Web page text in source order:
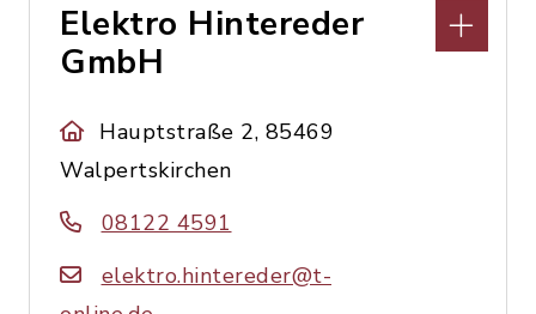
Elektro Hintereder
GmbH
Hauptstraße 2, 85469
Walpertskirchen
08122 4591
elektro.hintereder@t-